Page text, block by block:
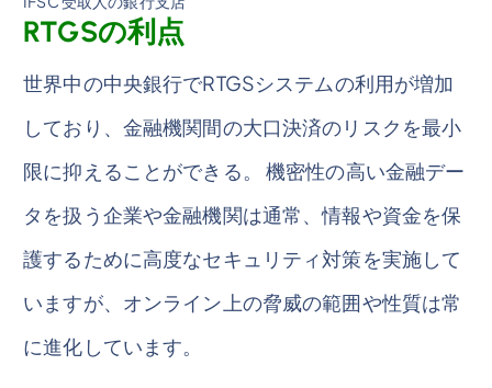
RTGSの利点
世界中の中央銀行でRTGSシステムの利用が増加
しており、金融機関間の大口決済のリスクを最小
限に抑えることができる。 機密性の高い金融デー
タを扱う企業や金融機関は通常、情報や資金を保
護するために高度なセキュリティ対策を実施して
いますが、オンライン上の脅威の範囲や性質は常
に進化しています。